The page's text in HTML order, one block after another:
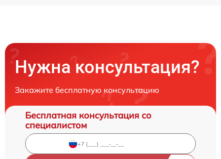
Нужна консультация?
Закажите бесплатную консультацию
Бесплатная консультация со
специалистом